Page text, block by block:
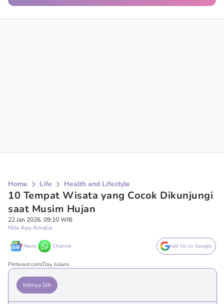
Home Life Health and Lifestyle
10 Tempat Wisata yang Cocok Dikunjungi
saat Musim Hujan
22 Jan 2026, 09:10 WIB
Nita Ayu Amalia
News Channel Add Us on Google
Pinterest.com/Day Julians
Intinya Sih